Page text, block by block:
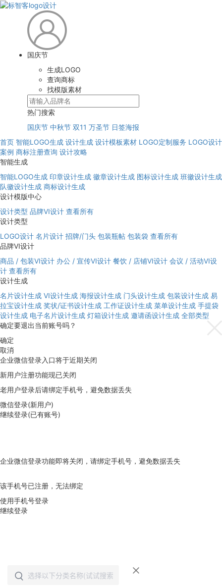
国庆节
生成LOGO
查询商标
找模版素材
热门搜索
国庆节 中秋节 双11 万圣节 日签海报
首页 智能LOGO生成 设计生成 设计模板素材 LOGO定制服务 LOGO设计
案例 商标注册查询 设计攻略
智能生成
智能LOGO生成 印章设计生成 徽章设计生成 图标设计生成 班徽设计生成
队徽设计生成 商标设计生成
设计模版中心
设计类型 品牌VI设计 查看所有
设计类型
LOGO设计 名片设计 招牌/门头 包装瓶帖 包装袋 查看所有
品牌VI设计
商品 / 包装VI设计 办公 / 宣传VI设计 餐饮 / 店铺VI设计 会议 / 活动VI设
计 查看所有
设计生成
名片设计生成 VI设计生成 海报设计生成 门头设计生成 包装设计生成 易
拉宝设计生成 奖状/证书设计生成 工作证设计生成 菜单设计生成 手提袋
设计生成 电子名片设计生成 灯箱设计生成 邀请函设计生成 全部类型
确定要退出当前账号吗？
确定
取消
企业微信登录入口将于近期关闭
新用户注册功能现已关闭
老用户登录后请绑定手机号，避免数据丢失
微信登录(新用户)
继续登录(已有账号)
企业微信登录功能即将关闭，请绑定手机号，避免数据丢失
该手机号已注册，无法绑定
使用手机号登录
继续登录